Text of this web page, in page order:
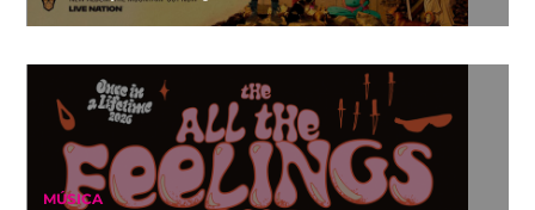
MÚSICA